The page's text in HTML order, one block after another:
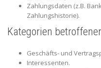
Zahlungsdaten (z.B.
Zahlungshistorie).
Kategorien
Geschäfts- und
Interessenten.